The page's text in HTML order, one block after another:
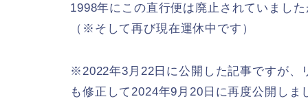
1998年にこの直行便は廃止されていまし
（※そして再び現在運休中です）
※2022年3月22日に公開した記事ですが、
も修正して2024年9月20日に再度公開しま